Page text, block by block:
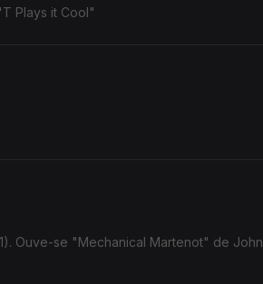
Plays it Cool"
Ouve-se "Mechanical Martenot" de John